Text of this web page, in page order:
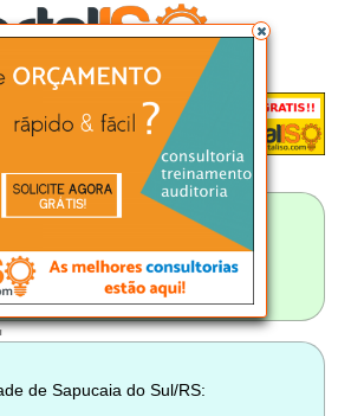
DE CONSULTORIAS
(34)
RS (1)
de Sapucaia do Sul/RS: